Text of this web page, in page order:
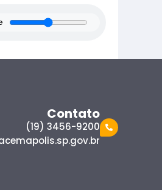
Contato
(19) 3456-9200